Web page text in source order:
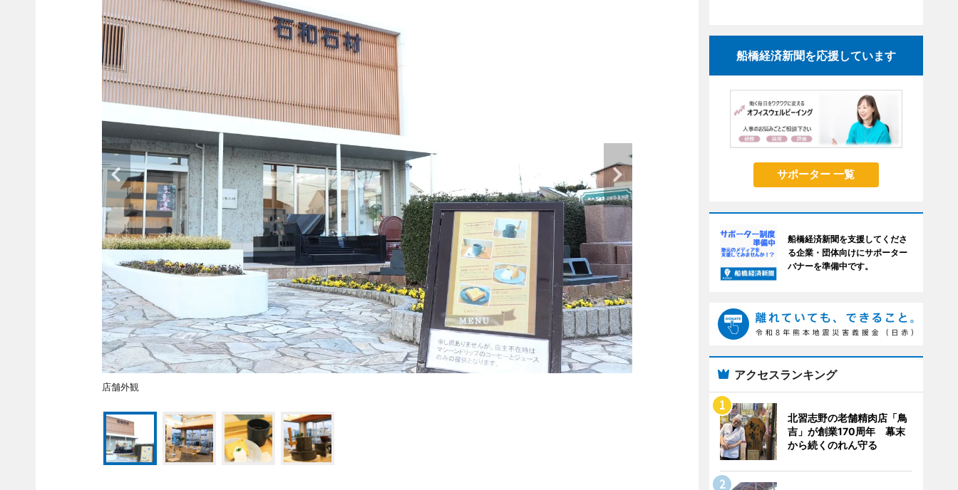
店舗外観
船橋経済新聞を応援しています
サポーター 一覧
船橋経済新聞を支援してくださ
る企業・団体向けにサポーター
バナーを準備中です。
アクセスランキング
北習志野の老舗精肉店「鳥
吉」が創業170周年 幕末
から続くのれん守る